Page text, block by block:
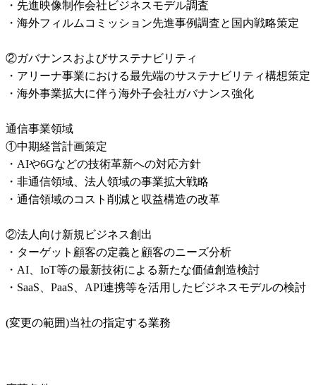
・先進映像制作会社ビジネスモデル調査
・海外フィルムコミッション先進事例調査と国内戦略策定
②ガバナンスおよびサステナビリティ
・アリーナ事業における最先端のサステナビリティ構想策定
・海外事業拡大に伴う海外子会社ガバナンス強化
通信事業領域
①中期経営計画策定
・AIや6Gなどの技術革新への対応方針
・非通信領域、法人領域の事業拡大戦略
・通信領域のコスト削減と収益構造の改革
②法人向け新規ビジネス創出
・ターゲット顧客の定義と顧客のニーズ分析
・AI、IoT等の最新技術による新たな価値創造検討
・SaaS、PaaS、API連携等を活用したビジネスモデルの検討
(変更の範囲)当社の指定する業務